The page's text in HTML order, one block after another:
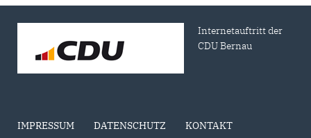
Internetauftritt der
CDU Bernau
IMPRESSUM DATENSCHUTZ KONTAKT